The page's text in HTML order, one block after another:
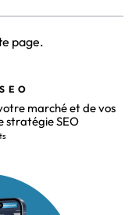
page.
marché et de vos
stratégie SEO